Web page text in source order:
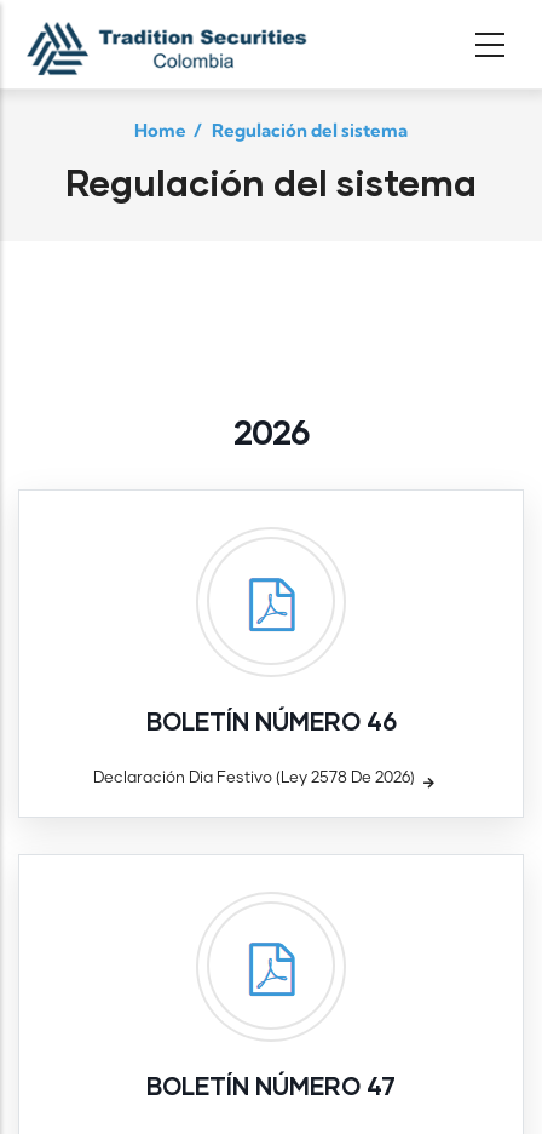
Skip to main content
Home / Regulación del sistema
Regulación del sistema
2026
BOLETÍN NÚMERO 46
Declaración Dia Festivo (Ley 2578 De 2026)
BOLETÍN NÚMERO 47